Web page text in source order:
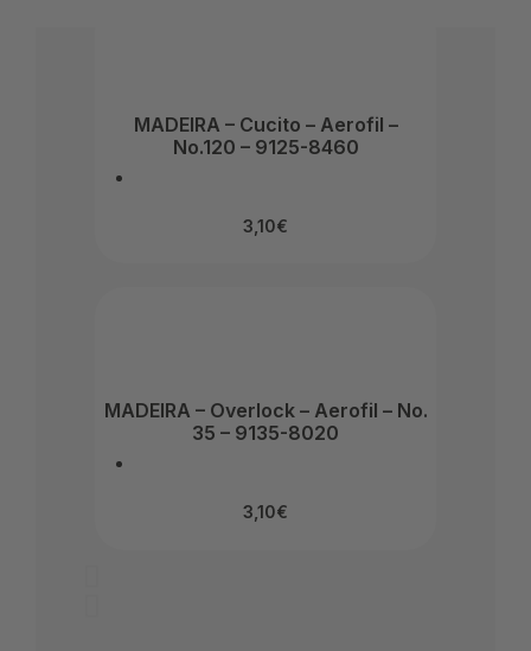
MADEIRA – Cucito – Aerofil –
No.120 – 9125-8460
3,10€
MADEIRA – Overlock – Aerofil – No.
35 – 9135-8020
3,10€